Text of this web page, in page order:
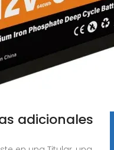
adicionales